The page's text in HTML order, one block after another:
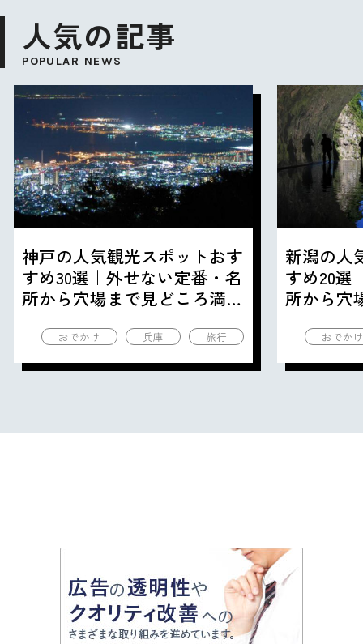
人気の記事
POPULAR NEWS
神戸の人気観光スポットおす
すめ30選｜外せない定番・名
所から穴場まで見どころ満載
おでかけ 兵庫 旅行
新潟の人
すめ20選
所から穴
おでか